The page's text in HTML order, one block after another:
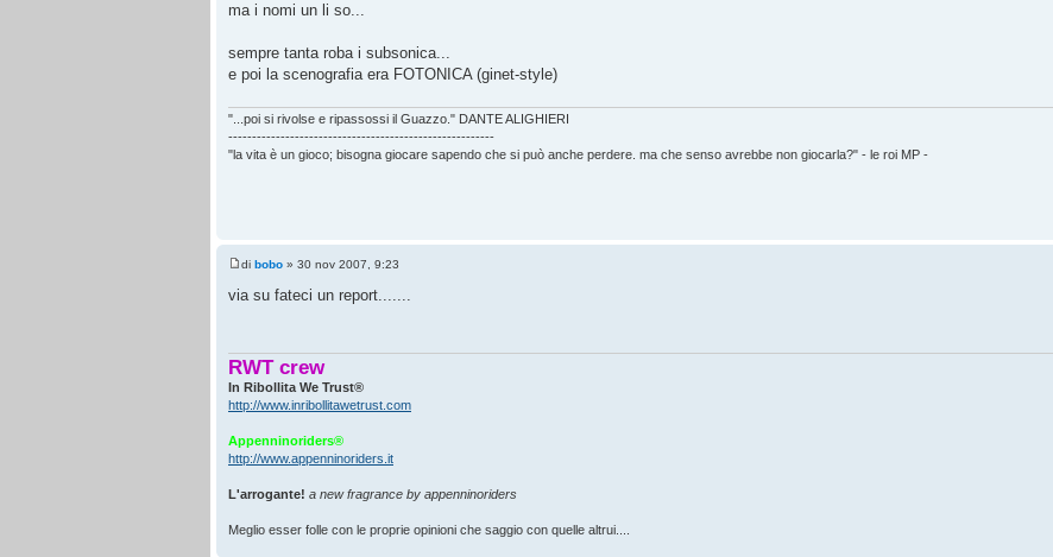
ma i nomi un li so...
sempre tanta roba i subsonica...
e poi la scenografia era FOTONICA (ginet-style)
"...poi si rivolse e ripassossi il Guazzo." DANTE ALIGHIERI
--------------------------------------------------------
"la vita è un gioco; bisogna giocare sapendo che si può anche perdere. ma che senso avrebbe non giocarla?" - le roi MP -
di bobo » 30 nov 2007, 9:23
via su fateci un report.......
RWT crew
In Ribollita We Trust®
http://www.inribollitawetrust.com
Appenninoriders®
http://www.appenninoriders.it
L'arrogante! a new fragrance by appenninoriders
Meglio esser folle con le proprie opinioni che saggio con quelle altrui....